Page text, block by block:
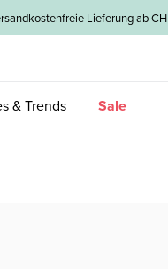
Lieferung
& Trends Sale